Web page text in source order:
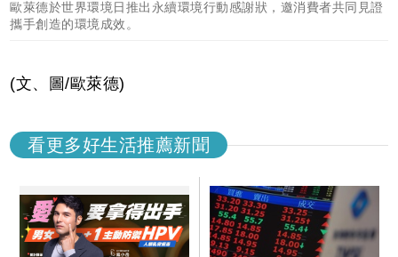
歐萊德於世界環境日推出永續環境行動感謝狀，邀消費者共同見證
攜手創造的環境成效。
(文、圖/歐萊德)
看更多好生活推薦新聞